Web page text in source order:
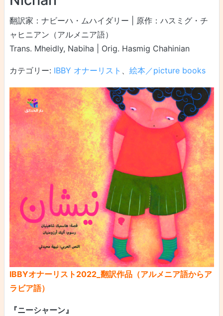
翻訳家：ナビーハ・ムハイダリー | 原作：ハスミグ・チ
ャヒニアン（アルメニア語）
Trans. Mheidly, Nabiha | Orig. Hasmig Chahinian
カテゴリー: IBBY オナーリスト 、 絵本／picture books
IBBYオナーリスト2022_翻訳作品（アルメニア語からア
ラビア語）
『ニーシャーン』